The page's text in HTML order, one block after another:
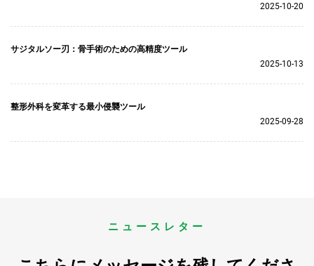
2025-10-20
サジタルソー刃：骨手術のための高精度ツール
2025-10-13
整形外科を変革する最小侵襲ツール
2025-09-28
ニュースレター